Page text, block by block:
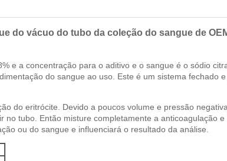
do vácuo do tubo da coleção do sangue de
e a concentração para o aditivo e o sangue é o sódio
do sangue ao uso. Este é um sistema fechado
do eritrócite. Devido a poucos volume e pressão
tubo. Então misture completamente a anticoagulação
ou do sangue e influenciará o resultado da análise.